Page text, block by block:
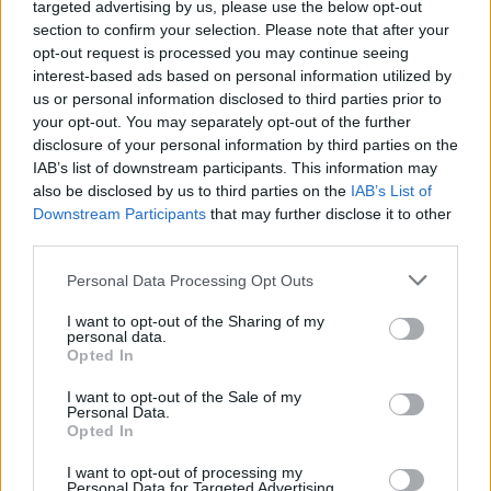
targeted advertising by us, please use the below opt-out
section to confirm your selection. Please note that after your
opt-out request is processed you may continue seeing
interest-based ads based on personal information utilized by
us or personal information disclosed to third parties prior to
your opt-out. You may separately opt-out of the further
disclosure of your personal information by third parties on the
IAB’s list of downstream participants. This information may
also be disclosed by us to third parties on the IAB’s List of
Downstream Participants that may further disclose it to other
Personal Data Processing Opt Outs
I want to opt-out of the Sharing of my
personal data.
Opted In
I want to opt-out of the Sale of my
Personal Data.
Opted In
I want to opt-out of processing my
Marlyyy:Buongiorno ☕️☕️☕️☕️
3
12 Settembre 2019 alle ore 05:34
·Ti stimo ·Rispondi
Satirio: Buongiorno ☕️
5
12 Settembre 2019 alle ore 05:45
·Ti stimo·Rispondi
3
·Ti stimo·Rispondi
3
12 Settembre 2019 alle ore 05:47
Ti stimo